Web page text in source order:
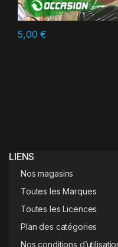
5,00€
LIENS
Nos magasins
Toutes les Marques
Toutes les Licences
Plan des catégories
Nos conditions